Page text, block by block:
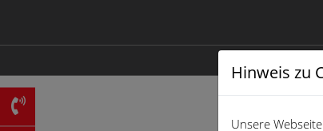
Hinweis zu
Unsere